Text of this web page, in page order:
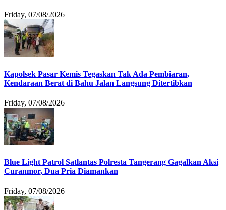
Friday, 07/08/2026
Kapolsek Pasar Kemis Tegaskan Tak Ada Pembiaran,
Kendaraan Berat di Bahu Jalan Langsung Ditertibkan
Friday, 07/08/2026
Blue Light Patrol Satlantas Polresta Tangerang Gagalkan Aksi
Curanmor, Dua Pria Diamankan
Friday, 07/08/2026